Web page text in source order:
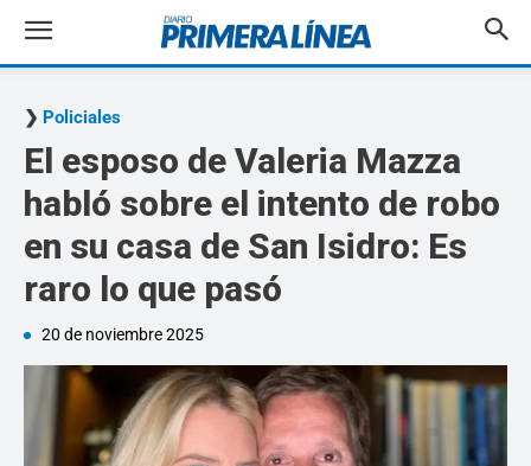
Policiales
El esposo de Valeria Mazza
habló sobre el intento de robo
en su casa de San Isidro: Es
raro lo que pasó
20 de noviembre 2025